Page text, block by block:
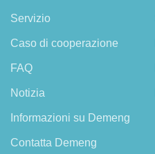
Servizio
Caso di cooperazione
FAQ
Notizia
Informazioni su Demeng
Contatta Demeng